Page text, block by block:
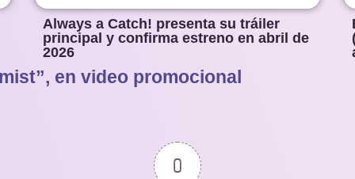
Always a Catch! presenta su tráiler
principal y confirma estreno en abril de
2026
en video promocional
0